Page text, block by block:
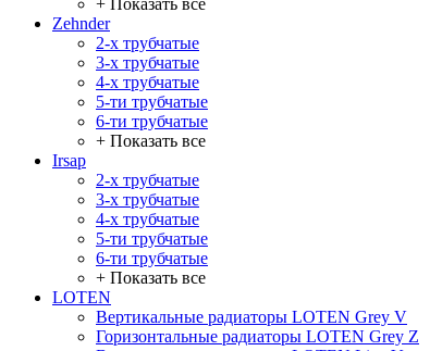
Zehnder
2-х трубчатые
3-х трубчатые
4-х трубчатые
5-ти трубчатые
6-ти трубчатые
+ Показать все
Irsap
2-х трубчатые
3-х трубчатые
4-х трубчатые
5-ти трубчатые
6-ти трубчатые
+ Показать все
LOTEN
Вертикальные радиаторы LOTEN Grey V
Горизонтальные радиаторы LOTEN Grey Z